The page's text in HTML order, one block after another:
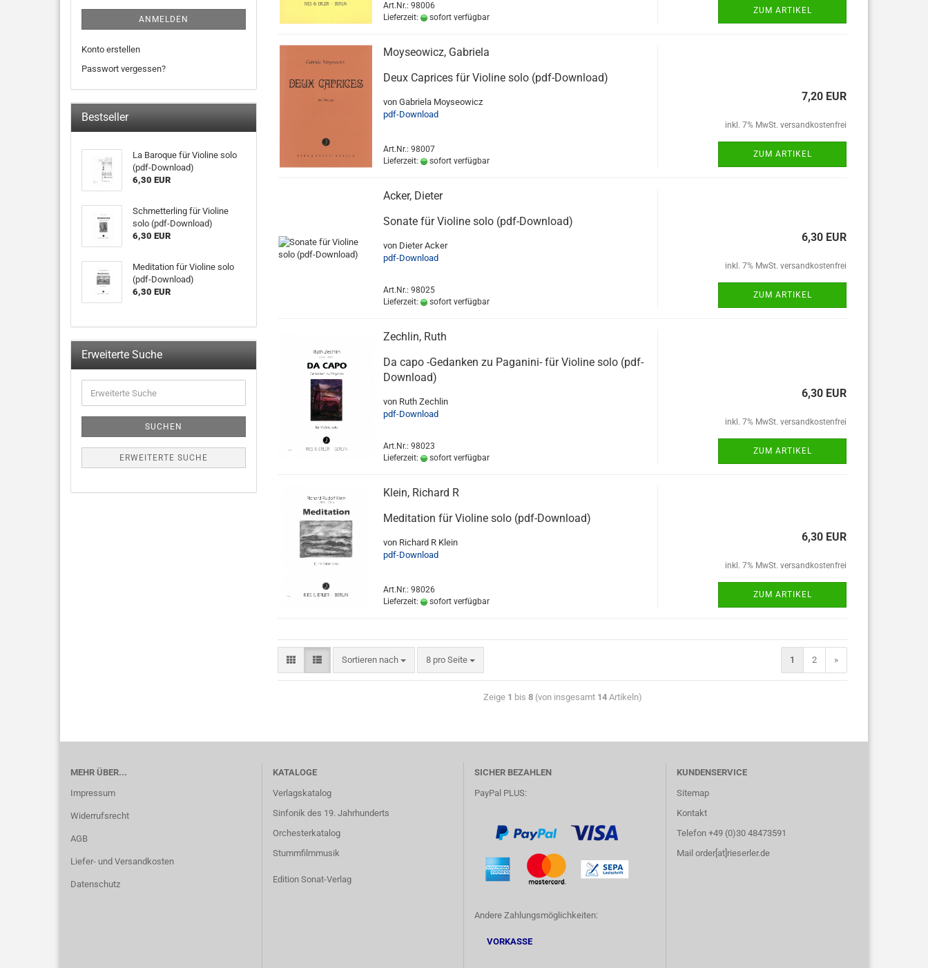
Art.Nr.: 98006
Lieferzeit:
sofort verfügbar
ZUM ARTIKEL
Moyseowicz, Gabriela
Deux Caprices für Violine solo (pdf-Download)
von Gabriela Moyseowicz
pdf-Download
Art.Nr.: 98007
Lieferzeit:
sofort verfügbar
7,20 EUR
inkl. 7% MwSt. versandkostenfrei
ZUM ARTIKEL
Acker, Dieter
Sonate für Violine solo (pdf-Download)
von Dieter Acker
pdf-Download
Art.Nr.: 98025
Lieferzeit:
sofort verfügbar
6,30 EUR
inkl. 7% MwSt. versandkostenfrei
ZUM ARTIKEL
Zechlin, Ruth
Da capo -Gedanken zu Paganini- für Violine solo (pdf-
Download)
von Ruth Zechlin
pdf-Download
Art.Nr.: 98023
Lieferzeit:
sofort verfügbar
6,30 EUR
inkl. 7% MwSt. versandkostenfrei
ZUM ARTIKEL
Klein, Richard R
Meditation für Violine solo (pdf-Download)
von Richard R Klein
pdf-Download
Art.Nr.: 98026
Lieferzeit:
sofort verfügbar
6,30 EUR
inkl. 7% MwSt. versandkostenfrei
ZUM ARTIKEL
Sortieren nach 8 pro Seite 1 2 »
Zeige 1 bis 8(von insgesamt 14Artikeln)
ANMELDEN
Konto erstellen
Passwort vergessen?
Bestseller
La Baroque für Violine solo
(pdf-Download)
6,30 EUR
Schmetterling für Violine
solo (pdf-Download)
6,30 EUR
Meditation für Violine solo
(pdf-Download)
6,30 EUR
Erweiterte Suche
SUCHEN
ERWEITERTE SUCHE
MEHR ÜBER...
Impressum
Widerrufsrecht
AGB
Liefer- und Versandkosten
Datenschutz
KATALOGE
Verlagskatalog
Sinfonik des 19. Jahrhunderts
Orchesterkatalog
Stummfilmmusik
Edition Sonat-Verlag
SICHER BEZAHLEN
PayPal PLUS:
Andere Zahlungsmöglichkeiten:
VORKASSE
KUNDENSERVICE
Sitemap
Kontakt
Telefon +49 (0)30 48473591
Mail order[at]rieserler.de